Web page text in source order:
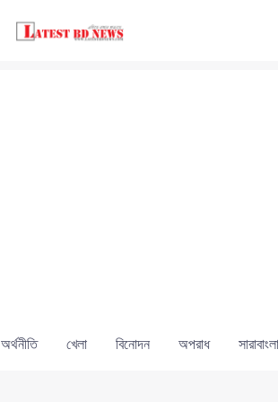
অর্থনীতি খেলা বিনোদন অপরাধ সারাবাংলা